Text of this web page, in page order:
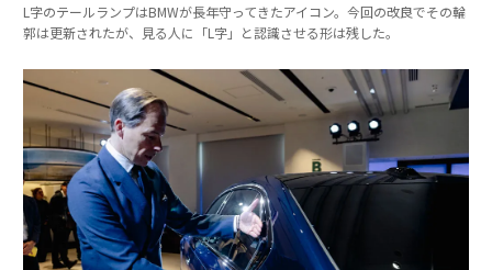
L字のテールランプはBMWが長年守ってきたアイコン。今回の改良でその輪
郭は更新されたが、見る人に「L字」と認識させる形は残した。